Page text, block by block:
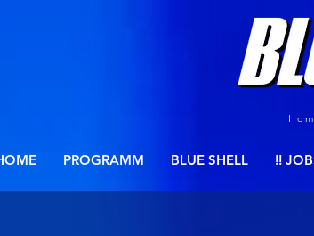
PROGRAMM BLUE SHELL !!